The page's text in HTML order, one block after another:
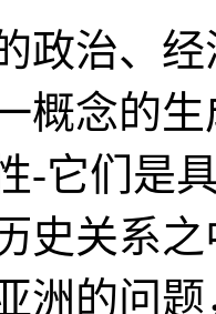
政治、
概念的
-它们是
史关系
洲的问